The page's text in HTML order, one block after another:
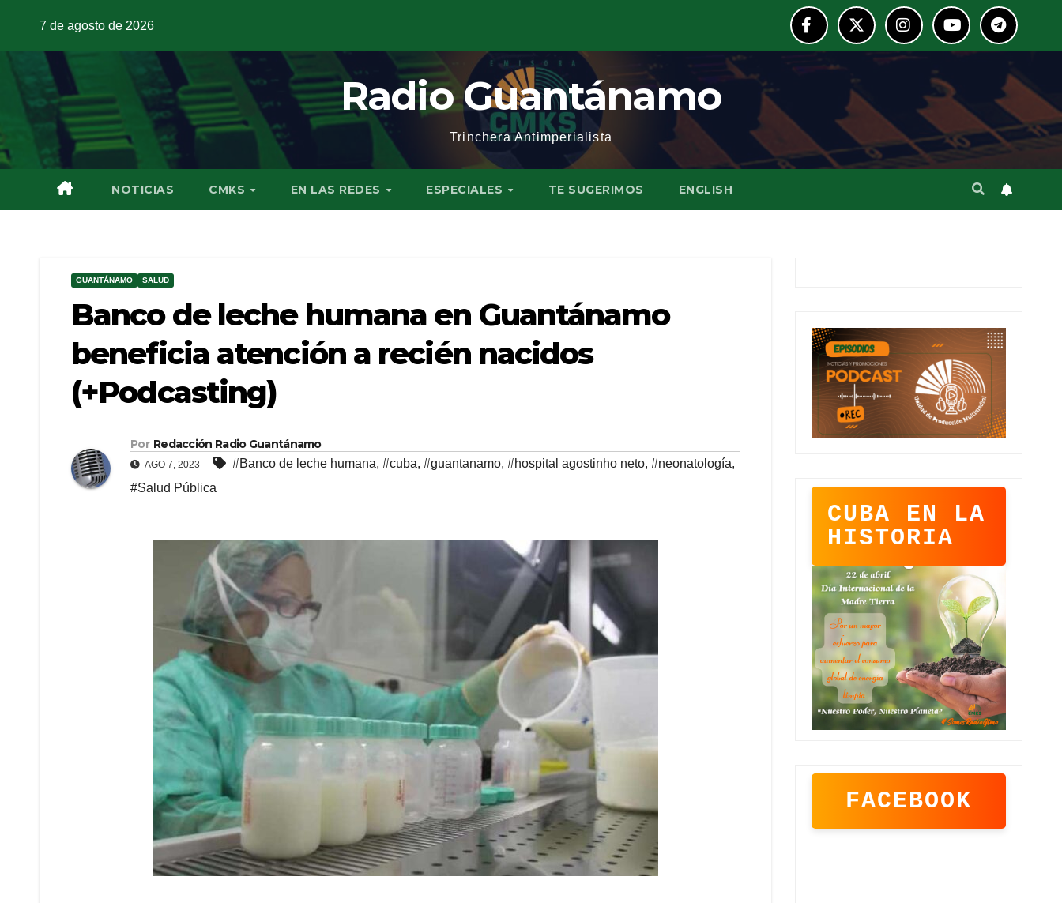
7 de agosto de 2026
Radio Guantánamo
Trinchera Antimperialista
NOTICIAS CMKS EN LAS REDES ESPECIALES TE SUGERIMOS ENGLISH
GUANTÁNAMO SALUD
Banco de leche humana en Guantánamo
beneficia atención a recién nacidos
(+Podcasting)
Por Redacción Radio Guantánamo
AGO 7, 2023 #Banco de leche humana, #cuba, #guantanamo, #hospital agostinho neto, #neonatología,
#Salud Pública
CUBA EN LA
HISTORIA
FACEBOOK